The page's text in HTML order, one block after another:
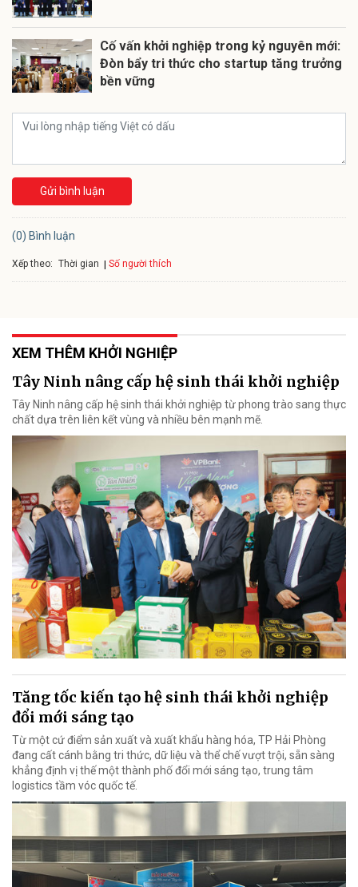
Cố vấn khởi nghiệp trong kỷ nguyên mới:
Đòn bẩy tri thức cho startup tăng trưởng
bền vững
Gửi bình luận
(0) Bình luận
Xếp theo: Thời gian Số người thích
XEM THÊM KHỞI NGHIỆP
Tây Ninh nâng cấp hệ sinh thái khởi nghiệp
Tây Ninh nâng cấp hệ sinh thái khởi nghiệp từ phong trào sang thực
chất dựa trên liên kết vùng và nhiều bên mạnh mẽ.
Tăng tốc kiến tạo hệ sinh thái khởi nghiệp
đổi mới sáng tạo
Từ một cứ điểm sản xuất và xuất khẩu hàng hóa, TP Hải Phòng
đang cất cánh bằng tri thức, dữ liệu và thể chế vượt trội, sẵn sàng
khẳng định vị thế một thành phố đổi mới sáng tạo, trung tâm
logistics tầm vóc quốc tế.